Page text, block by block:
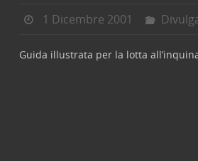
1 Dicembre 2001
Guida illustrata per la lotta